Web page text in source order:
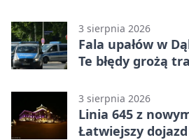
3 sierpnia 2026
Fala upałów w
Te błędy grożą
3 sierpnia 2026
Linia 645 z
Łatwiejszy